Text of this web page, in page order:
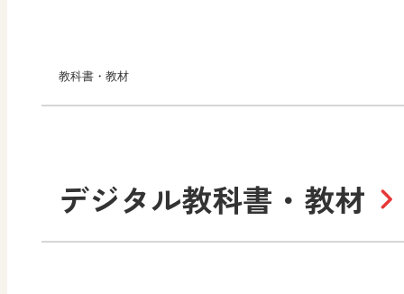
教科書・教材
小学校
社会
算数
デジタル教科書・教材